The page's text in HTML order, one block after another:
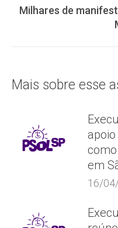
Milhares de
Mais sobre esse
em
16/